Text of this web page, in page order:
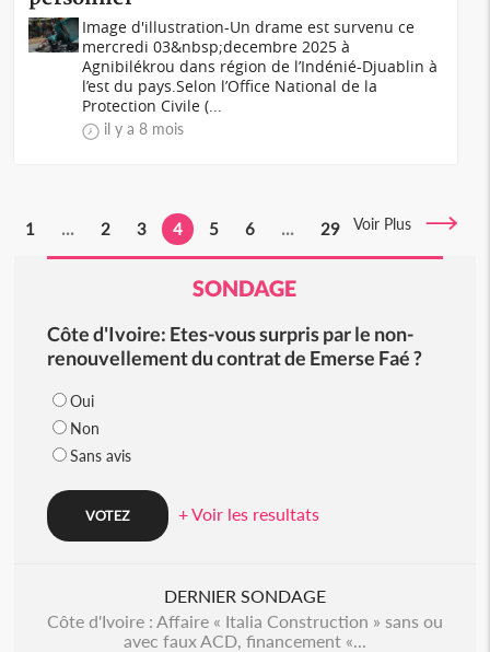
Image d'illustration-Un drame est survenu ce
mercredi 03&nbsp;decembre 2025 à
Agnibilékrou dans région de l’Indénié-Djuablin à
l’est du pays.Selon l’Office National de la
Protection Civile (...
il y a 8 mois
1 ... 2 3 4 5 6 ... 29 Voir Plus
SONDAGE
Côte d'Ivoire: Etes-vous surpris par le non-
renouvellement du contrat de Emerse Faé ?
Oui
Non
Sans avis
+ Voir les resultats
DERNIER SONDAGE
Côte d'Ivoire : Affaire « Italia Construction » sans ou
avec faux ACD, financement «...